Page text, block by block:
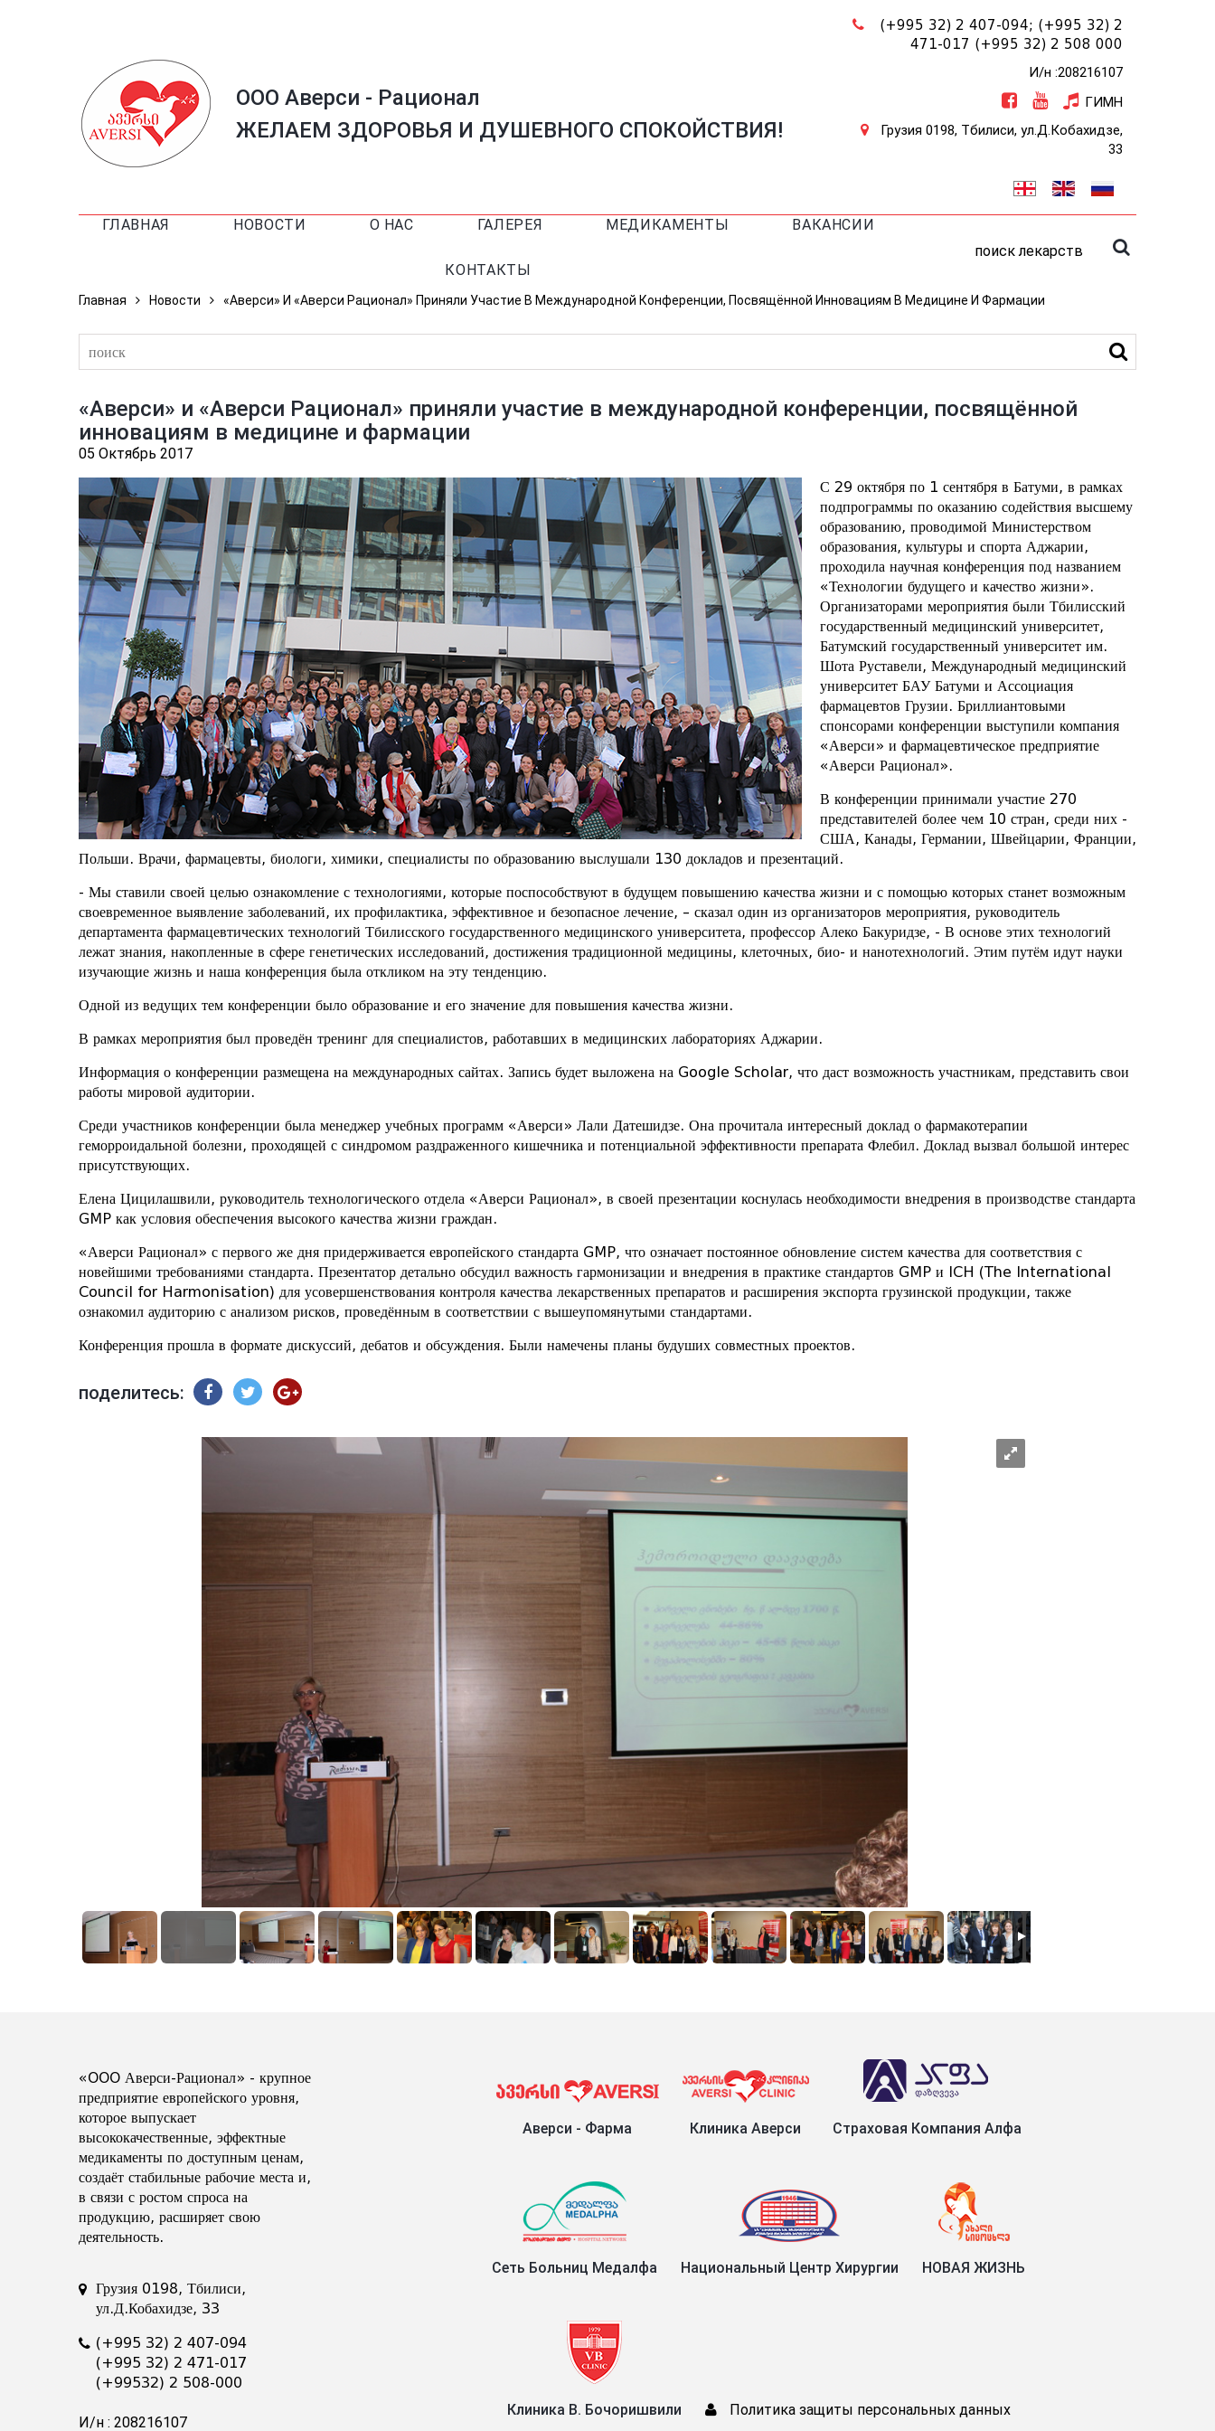
ООО Аверси - Рационал
ЖЕЛАЕМ ЗДОРОВЬЯ И ДУШЕВНОГО СПОКОЙСТВИЯ!
(+995 32) 2 407-094; (+995 32) 2
471-017 (+995 32) 2 508 000
И/н :208216107
ГИМН
Грузия 0198, Тбилиси, ул.Д.Кобахидзе,
33
ГЛАВНАЯ НОВОСТИ О НАС ГАЛЕРЕЯ МЕДИКАМЕНТЫ ВАКАНСИИ
КОНТАКТЫ
поиск лекарств
Главная Новости «Аверси» И «Аверси Рационал» Приняли Участие В Международной Конференции, Посвящённой Инновациям В Медицине И Фармации
«Аверси» и «Аверси Рационал» приняли участие в международной конференции, посвящённой
инновациям в медицине и фармации
05 Октябрь 2017
С 29 октября по 1 сентября в Батуми, в рамках
подпрограммы по оказанию содействия высшему
образованию, проводимой Министерством
образования, культуры и спорта Аджарии,
проходила научная конференция под названием
«Технологии будущего и качество жизни».
Организаторами мероприятия были Тбилисский
государственный медицинский университет,
Батумский государственный университет им.
Шота Руставели, Международный медицинский
университет БАУ Батуми и Ассоциация
фармацевтов Грузии. Бриллиантовыми
спонсорами конференции выступили компания
«Аверси» и фармацевтическое предприятие
«Аверси Рационал».
В конференции принимали участие 270
представителей более чем 10 стран, среди них -
США, Канады, Германии, Швейцарии, Франции,
Польши. Врачи, фармацевты, биологи, химики, специалисты по образованию выслушали 130 докладов и презентаций.
- Мы ставили своей целью ознакомление с технологиями, которые поспособствуют в будущем повышению качества жизни и с помощью которых станет возможным
своевременное выявление заболеваний, их профилактика, эффективное и безопасное лечение, – сказал один из организаторов мероприятия, руководитель
департамента фармацевтических технологий Тбилисского государственного медицинского университета, профессор Алеко Бакуридзе, - В основе этих технологий
лежат знания, накопленные в сфере генетических исследований, достижения традиционной медицины, клеточных, био- и нанотехнологий. Этим путём идут науки
изучающие жизнь и наша конференция была откликом на эту тенденцию.
Одной из ведущих тем конференции было образование и его значение для повышения качества жизни.
В рамках мероприятия был проведён тренинг для специалистов, работавших в медицинских лабораториях Аджарии.
Информация о конференции размещена на международных сайтах. Запись будет выложена на Google Scholar, что даст возможность участникам, представить свои
работы мировой аудитории.
Среди участников конференции была менеджер учебных программ «Аверси» Лали Датешидзе. Она прочитала интересный доклад о фармакотерапии
геморроидальной болезни, проходящей с синдромом раздраженного кишечника и потенциальной эффективности препарата Флебил. Доклад вызвал большой интерес
присутствующих.
Елена Цицилашвили, руководитель технологического отдела «Аверси Рационал», в своей презентации коснулась необходимости внедрения в производстве стандарта
GMP как условия обеспечения высокого качества жизни граждан.
«Аверси Рационал» с первого же дня придерживается европейского стандарта GMP, что означает постоянное обновление систем качества для соответствия с
новейшими требованиями стандарта. Презентатор детально обсудил важность гармонизации и внедрения в практике стандартов GMP и ICH (The International
Council for Harmonisation) для усовершенствования контроля качества лекарственных препаратов и расширения экспорта грузинской продукции, также
ознакомил аудиторию с анализом рисков, проведённым в соответствии с вышеупомянутыми стандартами.
Конференция прошла в формате дискуссий, дебатов и обсуждения. Были намечены планы будуших совместных проектов.
поделитесь:
«OOO Аверси-Рационал» - крупное
предприятие европейского уровня,
которое выпускает
высококачественные, эффектные
медикаменты по доступным ценам,
создаёт стабильные рабочие места и,
в связи с ростом спроса на
продукцию, расширяет свою
деятельность.
Грузия 0198, Тбилиси,
ул.Д.Кобахидзе, 33
(+995 32) 2 407-094
(+995 32) 2 471-017
(+99532) 2 508-000
И/н : 208216107
Аверси - Фарма Клиника Аверси Страховая Компания Алфа
Сеть Больниц Медалфа Национальный Центр Хирургии НОВАЯ ЖИЗНЬ
Клиника В. Бочоришвили Политика защиты персональных данных